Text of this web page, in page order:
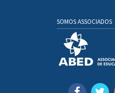
SOMOS ASSOCIADOS